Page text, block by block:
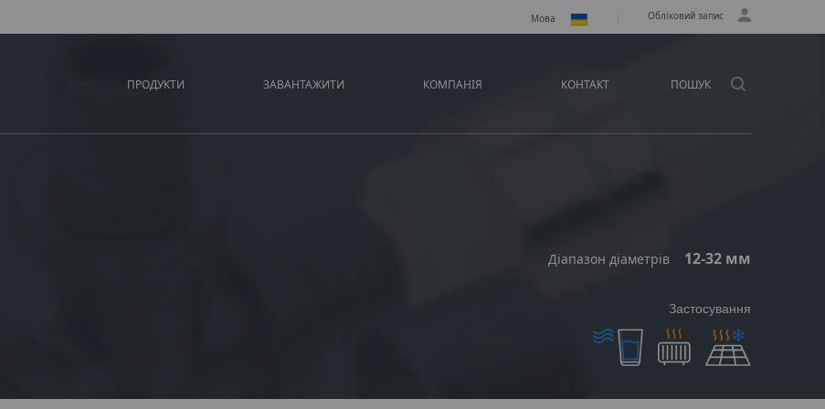
Мова Обліковий запис
ПРОДУКТИ ЗАВАНТАЖИТИ КОМПАНІЯ КОНТАКТ ПОШУК
Діапазон діаметрів 12-32 мм
Застосування